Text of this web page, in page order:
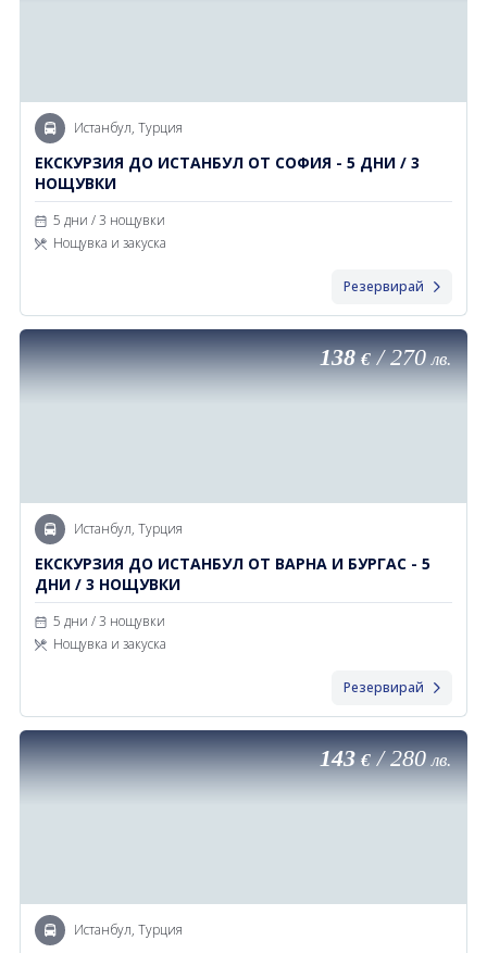
Истанбул, Турция
ЕКСКУРЗИЯ ДО ИСТАНБУЛ ОТ СОФИЯ - 5 ДНИ / 3
НОЩУВКИ
5 дни / 3 нощувки
Нощувка и закуска
Резервирай
138 €/270 лв.
Истанбул, Турция
ЕКСКУРЗИЯ ДО ИСТАНБУЛ ОТ ВАРНА И БУРГАС - 5
ДНИ / 3 НОЩУВКИ
5 дни / 3 нощувки
Нощувка и закуска
Резервирай
143 €/280 лв.
Истанбул, Турция